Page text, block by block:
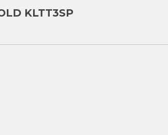
KLTT3SP